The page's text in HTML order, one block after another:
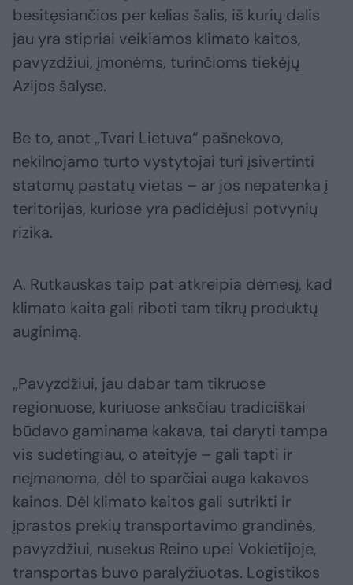
besitęsiančios per kelias šalis, iš kurių dalis
jau yra stipriai veikiamos klimato kaitos,
pavyzdžiui, įmonėms, turinčioms tiekėjų
Azijos šalyse.
Be to, anot „Tvari Lietuva“ pašnekovo,
nekilnojamo turto vystytojai turi įsivertinti
statomų pastatų vietas – ar jos nepatenka į
teritorijas, kuriose yra padidėjusi potvynių
rizika.
A. Rutkauskas taip pat atkreipia dėmesį, kad
klimato kaita gali riboti tam tikrų produktų
auginimą.
„Pavyzdžiui, jau dabar tam tikruose
regionuose, kuriuose anksčiau tradiciškai
būdavo gaminama kakava, tai daryti tampa
vis sudėtingiau, o ateityje – gali tapti ir
neįmanoma, dėl to sparčiai auga kakavos
kainos. Dėl klimato kaitos gali sutrikti ir
įprastos prekių transportavimo grandinės,
pavyzdžiui, nusekus Reino upei Vokietijoje,
transportas buvo paralyžiuotas. Logistikos